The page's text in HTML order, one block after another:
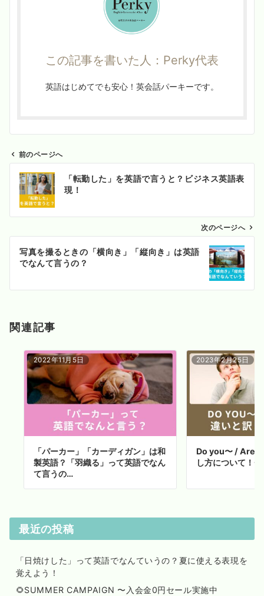
この記事を書いた人：Perky代表
英語はじめてでも安心！英会話パーキーです。
ン
前のページへ
「転勤した」を英語で言うと？ビジネス英語表
現！
次のページへ
写真を撮るときの「横向き」「縦向き」は英語
でなんて言うの？
関連記事
2022年11月5日
「パーカー」「カーディガン」は和
製英語？「羽織る」って英語でなん
て言うの…
2023年2月25日
Do you〜 / Are
し方について！
最近の投稿
「日焼けした」って英語でなんていうの？夏に使える表現を
覚えよう！
🌻SUMMER CAMPAIGN 〜入会金0円セール実施中